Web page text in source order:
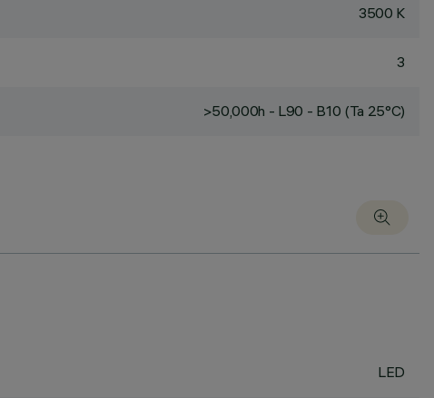
3500 K
3
>50,000h - L90 - B10 (Ta 25°C)
LED